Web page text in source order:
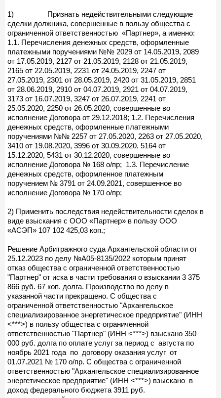
1) Признать недействительными следующие
сделки должника, совершенные в пользу общества с
ограниченной ответственностью «Партнер», а именно:
1.1. Перечисления денежных средств, оформленные
платежными поручениями №№ 2029 от 14.05.2019, 2089
от 17.05.2019, 2127 от 21.05.2019, 2128 от 21.05.2019,
2165 от 22.05.2019, 2231 от 24.05.2019, 2247 от
27.05.2019, 2301 от 28.05.2019, 2420 от 31.05.2019, 2851
от 28.06.2019, 2910 от 04.07.2019, 2921 от 04.07.2019,
3173 от 16.07.2019, 3247 от 26.07.2019, 2241 от
25.05.2020, 2250 от 26.05.2020, совершенные во
исполнение Договора от 29.12.2018; 1.2. Перечисления
денежных средств, оформленные платежными
поручениями №№ 2257 от 27.05.2020, 2263 от 27.05.2020,
3410 от 19.08.2020, 3996 от 30.09.2020, 5164 от
15.12.2020, 5431 от 30.12.2020, совершенные во
исполнение Договора № 168 о/пр; 1.3. Перечисление
денежных средств, оформленное платежным
поручением № 3791 от 24.09.2021, совершенное во
исполнение Договора № 170 о/пр;
2) Применить последствия недействительности сделок в
виде взыскания с ООО «Партнер» в пользу ООО
«АСЭП» 107 102 425,03 коп.;
Решение Арбитражного суда Архангельской области от
25.12.2023 по делу №А05-8135/2022 которым принят
отказ общества с ограниченной ответственностью
"Партнер" от иска в части требования о взыскании 3 375
866 руб. 67 коп. долга. Производство по делу в
указанной части прекращено. С общества с
ограниченной ответственностью "Архангельское
специализированное энергетическое предприятие" (ИНН
<***>) в пользу общества с ограниченной
ответственностью "Партнер" (ИНН <***>) взыскано 350
000 руб. долга по оплате услуг за период с августа по
ноябрь 2021 года по договору оказания услуг от
01.07.2021 № 170 о/пр. С общества с ограниченной
ответственностью "Архангельское специализированное
энергетическое предприятие" (ИНН <***>) взыскано в
доход федерального бюджета 3911 руб.